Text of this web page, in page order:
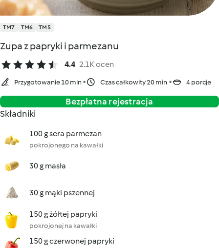
TM7 TM6 TM5
Zupa z papryki i parmezanu
4.4 2.1K ocen
Przygotowanie 10 min Czas całkowity 20 min 4 porcje
Bezpłatna rejestracja
Składniki
100 g sera parmezan
pokrojonego na kawałki
30 g masła
30 g mąki pszennej
150 g żółtej papryki
pokrojonej na kawałki
150 g czerwonej papryki